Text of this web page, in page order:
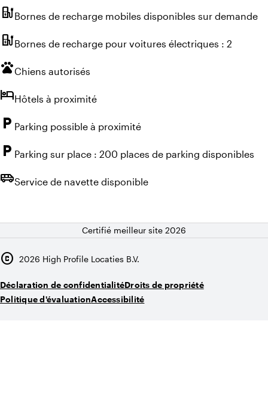
ev_stationBornes de recharge mobiles disponibles sur demande
ev_stationBornes de recharge pour voitures électriques : 2
petsChiens autorisés
hotelHôtels à proximité
local_parking Parking possible à proximité
local_parking Parking sur place : 200 places de parking disponibles
airport_shuttleService de navette disponible
Certifié meilleur site 2026
copyright 2026 High Profile Locaties B.V.
Déclaration de confidentialitéDroits de propriété
Politique d'évaluationAccessibilité